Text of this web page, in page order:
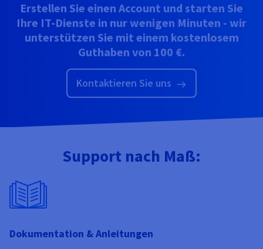
Erstellen Sie einen Account und starten Sie
Ihre IT-Dienste in nur wenigen Minuten - wir
unterstützen Sie mit einem kostenlosem
Guthaben von 100 €.
Kontaktieren Sie uns
Support nach Maß:
Dokumentation & Anleitungen